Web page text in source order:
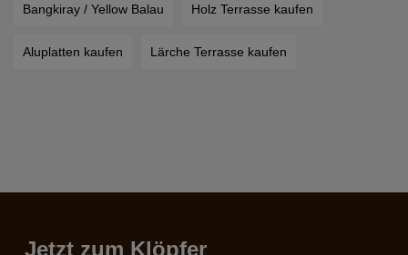
Bangkiray / Yellow Balau Holz Terrasse kaufen
Aluplatten kaufen Lärche Terrasse kaufen
Jetzt zum Klöpfer